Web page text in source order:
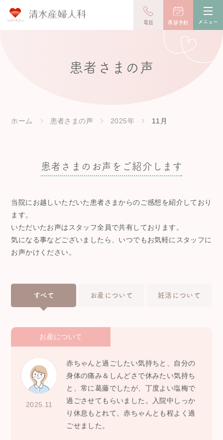
電話 再診予約 メニュー
患者さまの声
ホーム 患者さまの声 2025年 11月
患者さまのお声をご紹介します
当院にお越しいただいた患者さまからのご感想を紹介しており
ます。
いただいたお声はスタッフ全員で共有しております。
気になる事などございましたら、いつでもお気軽にスタッフに
お声かけください。
すべて お産について 妊活について
お産について
2025.11
赤ちゃんと過ごしたい気持ちと、自分の
身体の痛み＆しんどさで休みたい気持ち
と、常に葛藤でしたが、丁度よい塩梅で
過ごさせてもらいました。入院中しっか
り休息もとれて、赤ちゃんとも程よく過
ごせました。